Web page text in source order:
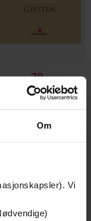
Om
Vi
79,-
Gjesten
Finn Carling
EBOK
Premium